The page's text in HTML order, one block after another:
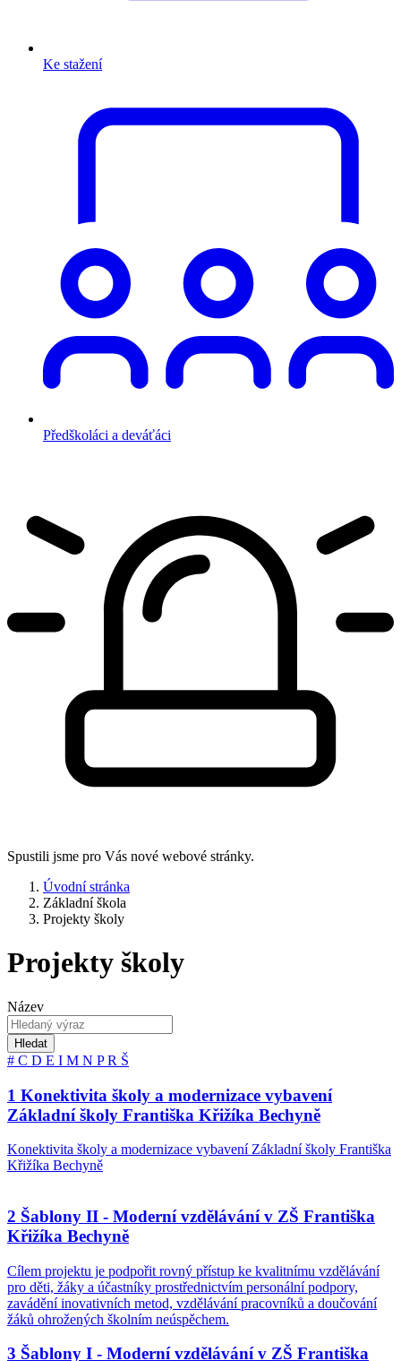
Ke stažení
Předškoláci a deváťáci
Spustili jsme pro Vás nové webové stránky.
Úvodní stránka
Základní škola
Projekty školy
Projekty školy
Název
Hledat
# C D E I M N PR Š
1 Konektivita školy a modernizace vybavení
Základní školy Františka Křižíka Bechyně
Konektivita školy a modernizace vybavení Základní školy Františka
Křižíka Bechyně
2 Šablony II - Moderní vzdělávání v ZŠ Františka
Křižíka Bechyně
Cílem projektu je podpořit rovný přístup ke kvalitnímu vzdělávání
pro děti, žáky a účastníky prostřednictvím personální podpory,
zavádění inovativních metod, vzdělávání pracovníků a doučování
žáků ohrožených školním neúspěchem.
3 Šablony I - Moderní vzdělávání v ZŠ Františka